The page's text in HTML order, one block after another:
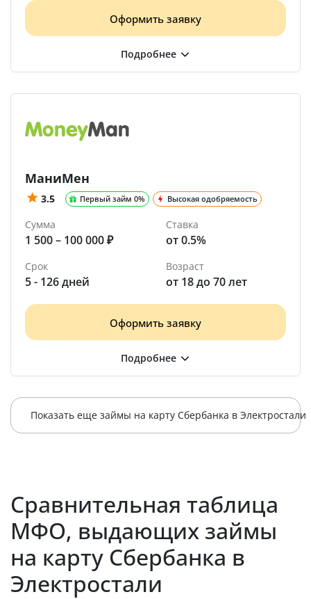
Оформить заявку
МаниМен
3.5 Первый займ 0% Высокая одобряемость
Сумма
1 500 – 100 000 ₽
Ставка
от 0.5%
Срок
5 - 126 дней
Возраст
от 18 до 70 лет
Оформить заявку
Показать еще займы на карту Сбербанка в Электростали
Сравнительная таблица
МФО, выдающих займы
на карту Сбербанка в
Электростали